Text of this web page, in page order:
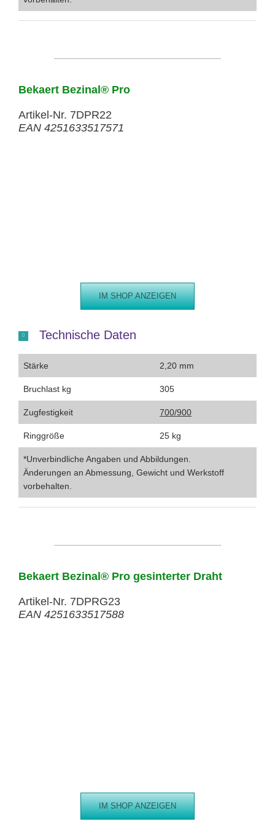
Bekaert Bezinal® Pro
Artikel-Nr. 7DPR22
EAN 4251633517571
IM SHOP ANZEIGEN
Technische Daten
Stärke 2,20 mm
Bruchlast kg 305
Zugfestigkeit 700/900
Ringgröße 25 kg
*Unverbindliche Angaben und Abbildungen.
Änderungen an Abmessung, Gewicht und Werkstoff
vorbehalten.
Bekaert Bezinal® Pro gesinterter Draht
Artikel-Nr. 7DPRG23
EAN 4251633517588
IM SHOP ANZEIGEN